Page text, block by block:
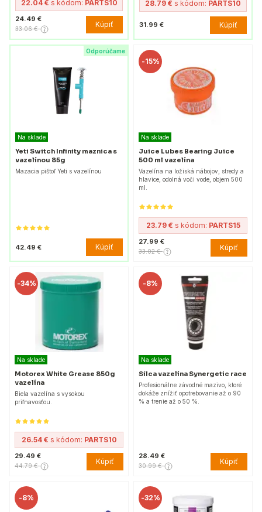
22.04 € s kódom: PARTS10
24.49 €
33.06 € Kúpiť
28.79 € s kódom: PARTS10
31.99 € Kúpiť
Odporúčame
Na sklade
Yeti Switch Infinity maznica s
vazelínou 85g
Mazacia pištoľ Yeti s vazelínou
42.49 € Kúpiť
-15%
Na sklade
Juice Lubes Bearing Juice
500 ml vazelína
Vazelína na ložiská nábojov, stredy a
hlavice, odolná voči vode, objem 500
ml.
23.79 € s kódom: PARTS15
27.99 €
33.02 € Kúpiť
-34%
Na sklade
Motorex White Grease 850g
vazelína
Biela vazelína s vysokou
priľnavosťou.
26.54 € s kódom: PARTS10
29.49 €
44.79 € Kúpiť
-8%
Na sklade
Silca vazelína Synergetic race
Profesionálne závodné mazivo, ktoré
dokáže znížiť opotrebovanie až o 90
% a trenie až o 50 %.
28.49 €
30.99 € Kúpiť
-8% -32%